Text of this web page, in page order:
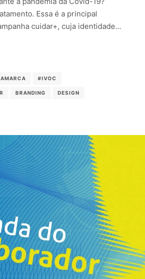
Essa é a principal
cuidar+, cuja identidade…
#IVOC
BRANDING DESIGN